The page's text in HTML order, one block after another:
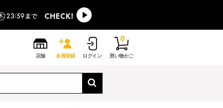
店舗 会員登録 ログイン 買い物かご
0